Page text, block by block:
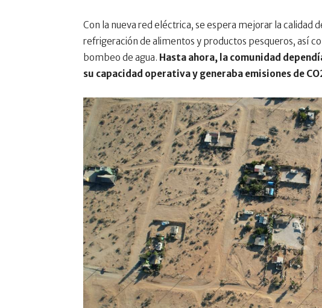
Con la nueva red eléctrica, se espera mejorar la calidad
refrigeración de alimentos y productos pesqueros, así
bombeo de agua. Hasta ahora, la comunidad
su capacidad operativa y generaba emisiones de